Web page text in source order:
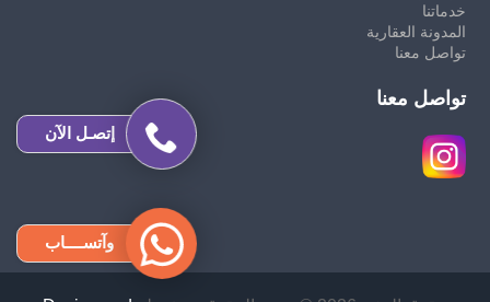
خدماتنا
المدونة العقارية
تواصل معنا
تواصل معنا
إتصـل الآن
وآتســــاب